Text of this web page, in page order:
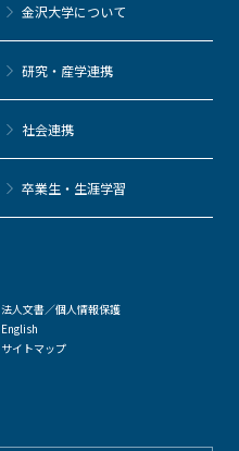
金沢大学について
研究・産学連携
社会連携
卒業生・生涯学習
法人文書／個人情報保護
English
サイトマップ